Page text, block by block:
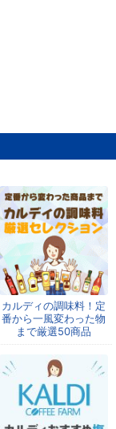
カルディの調味料！定
番から一風変わった物
まで厳選50商品